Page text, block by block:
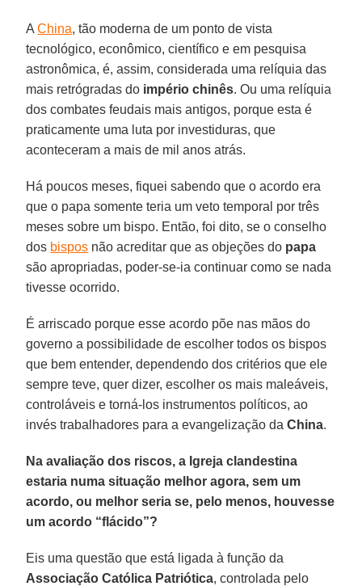
AChina, tão moderna de um ponto de vista
tecnológico, econômico, científico e em pesquisa
astronômica, é, assim, considerada uma relíquia das
mais retrógradas do império chinês. Ou uma relíquia
dos combates feudais mais antigos, porque esta é
praticamente uma luta por investiduras, que
aconteceram a mais de mil anos atrás.
Há poucos meses, fiquei sabendo que o acordo era
que o papa somente teria um veto temporal por três
meses sobre um bispo. Então, foi dito, se o conselho
dos bispos não acreditar que as objeções do papa
são apropriadas, poder-se-ia continuar como se nada
tivesse ocorrido.
É arriscado porque esse acordo põe nas mãos do
governo a possibilidade de escolher todos os bispos
que bem entender, dependendo dos critérios que ele
sempre teve, quer dizer, escolher os mais maleáveis,
controláveis e torná-los instrumentos políticos, ao
invés trabalhadores para a evangelização daChina.
Na avaliação dos riscos, a Igreja clandestina
estaria numa situação melhor agora, sem um
acordo, ou melhor seria se, pelo menos, houvesse
um acordo “flácido”?
Eis uma questão que está ligada à função da
Associação Católica Patriótica, controlada pelo